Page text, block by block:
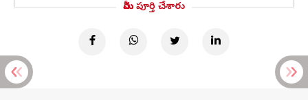
మీరు పూర్తి చేశారు